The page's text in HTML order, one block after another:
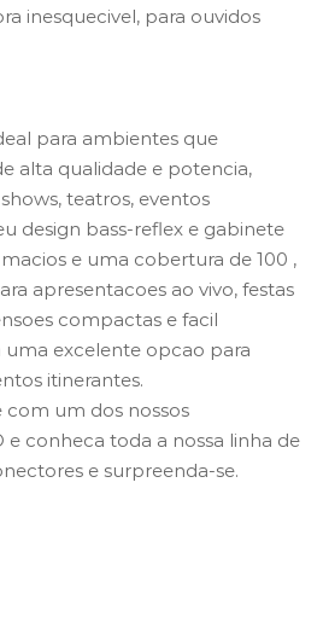
inesquecivel, para ouvidos
para ambientes que
alta qualidade e potencia,
teatros, eventos
design bass-reflex e gabinete
e uma cobertura de 100 ,
apresentacoes ao vivo, festas
compactas e facil
excelente opcao para
itinerantes.
com um dos nossos
e conheca toda a nossa linha de
e surpreenda-se.